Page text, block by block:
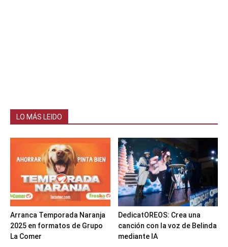
LO MÁS LEIDO
Arranca Temporada Naranja
2025 en formatos de Grupo
La Comer
DedicatOREOS: Crea una
canción con la voz de Belinda
mediante IA